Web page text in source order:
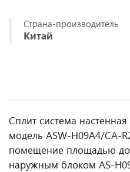
Страна-производитель
Китай
Сплит система
модель ASW-H09A4/CA-
помещение площадью до
наружным блоком AS-